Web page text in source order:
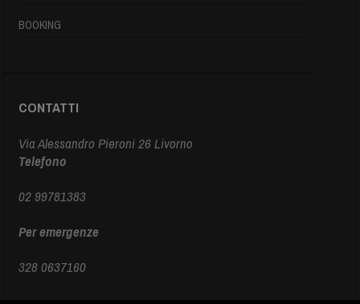
BOOKING
CONTATTI
Via Alessandro Pieroni 26 Livorno
Telefono
02 99781383
Per emergenze
328 0637160